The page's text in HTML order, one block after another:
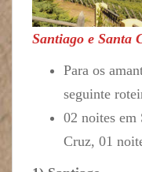
Santiago e Santa
Para os
seguinte
02 noites em
Cruz, 01